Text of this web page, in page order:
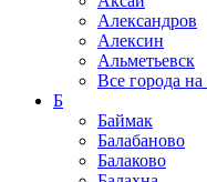
Александров
Алексин
Альметьевск
Все города на
Б
Баймак
Балабаново
Балаково